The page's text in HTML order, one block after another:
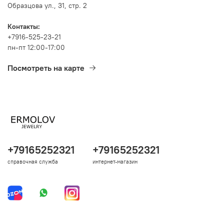
Образцова ул., 31, стр. 2
Контакты:
+7916-525-23-21
пн-пт 12:00-17:00
Посмотреть на карте
+79165252321
справочная служба
+79165252321
интернет-магазин